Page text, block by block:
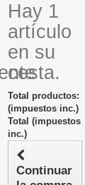
Hay 1
artículo
en su
cesta.
Total productos:
(impuestos inc.)
Total (impuestos
inc.)
Continuar